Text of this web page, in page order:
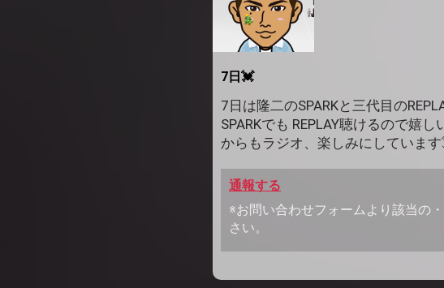
7日💓
7日は隆二のSPARKと三代目の
SPARKでも REPLAY聴けるので嬉
からもラジオ、楽しみにしていま
通報する
※お問い合わせフォームより該当の
さい。